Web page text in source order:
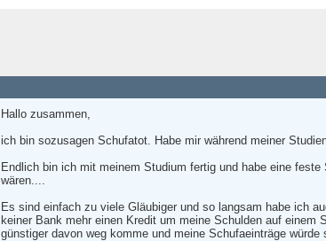
Hallo zusammen,
ich bin sozusagen Schufatot. Habe mir während meiner
Endlich bin ich mit meinem Studium fertig und habe eine
wären....
Es sind einfach zu viele Gläubiger und so langsam habe ich
keiner Bank mehr einen Kredit um meine Schulden auf
günstiger davon weg komme und meine Schufaeinträge